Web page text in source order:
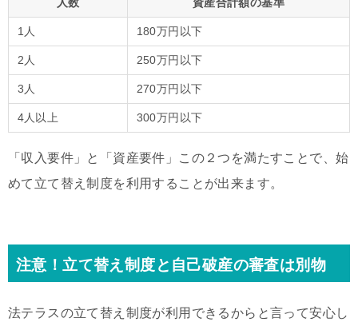
1人 180万円以下
2人 250万円以下
3人 270万円以下
4人以上 300万円以下
「収入要件」と「資産要件」この２つを満たすことで、始
めて立て替え制度を利用することが出来ます。
注意！立て替え制度と自己破産の審査は別物
法テラスの立て替え制度が利用できるからと言って安心し